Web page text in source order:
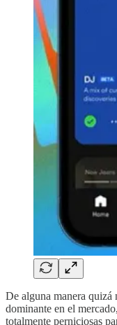
De alguna manera quizá
dominante en el mercado,
totalmente perniciosas